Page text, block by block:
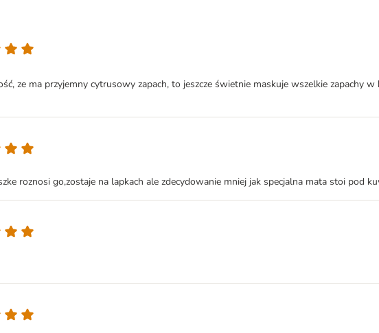
ze ma przyjemny cytrusowy zapach, to jeszcze świetnie maskuje wszelkie zapachy
roznosi go,zostaje na lapkach ale zdecydowanie mniej jak specjalna mata stoi pod